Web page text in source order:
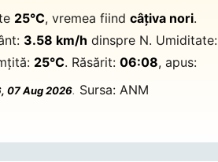
25°C, vremea fiindcâțiva nori.
3.58 km/h dinspre N. Umiditate:
25°C. Răsărit:06:08, apus:
07 Aug 2026. Sursa: ANM